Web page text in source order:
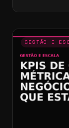
GESTÃO E